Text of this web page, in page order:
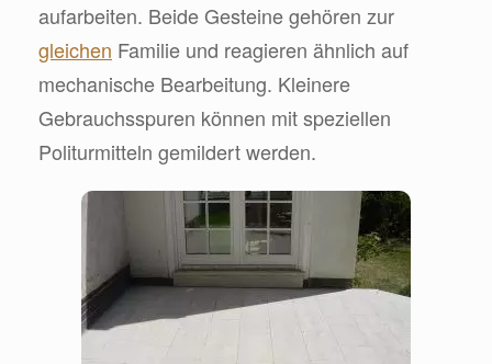
aufarbeiten. Beide Gesteine gehören zur
gleichen Familie und reagieren ähnlich auf
mechanische Bearbeitung. Kleinere
Gebrauchsspuren können mit speziellen
Politurmitteln gemildert werden.